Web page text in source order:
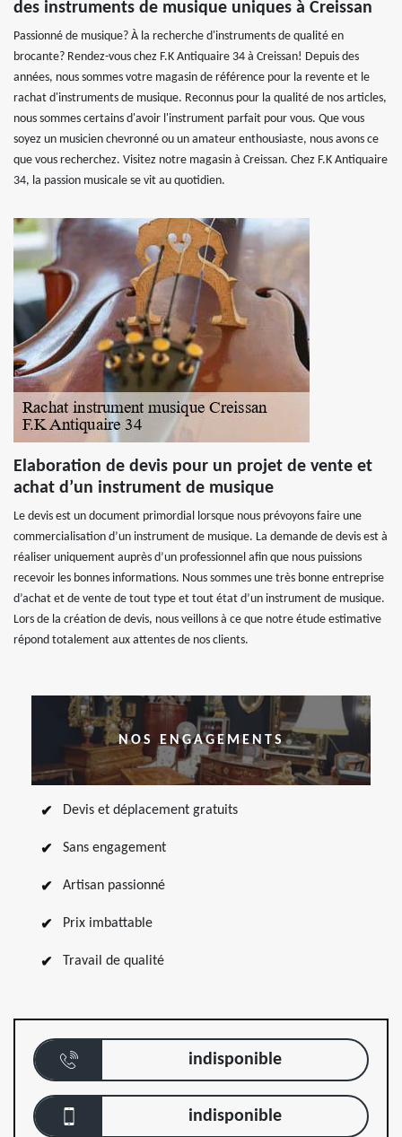
des instruments de musique uniques à Creissan
Passionné de musique? À la recherche d'instruments de qualité en
brocante? Rendez-vous chez F.K Antiquaire 34 à Creissan! Depuis des
années, nous sommes votre magasin de référence pour la revente et le
rachat d'instruments de musique. Reconnus pour la qualité de nos articles,
nous sommes certains d'avoir l'instrument parfait pour vous. Que vous
soyez un musicien chevronné ou un amateur enthousiaste, nous avons ce
que vous recherchez. Visitez notre magasin à Creissan. Chez F.K Antiquaire
34, la passion musicale se vit au quotidien.
Elaboration de devis pour un projet de vente et
achat d’un instrument de musique
Le devis est un document primordial lorsque nous prévoyons faire une
commercialisation d’un instrument de musique. La demande de devis est à
réaliser uniquement auprès d’un professionnel afin que nous puissions
recevoir les bonnes informations. Nous sommes une très bonne entreprise
d’achat et de vente de tout type et tout état d’un instrument de musique.
Lors de la création de devis, nous veillons à ce que notre étude estimative
répond totalement aux attentes de nos clients.
NOS ENGAGEMENTS
Devis et déplacement gratuits
Sans engagement
Artisan passionné
Prix imbattable
Travail de qualité
indisponible
indisponible